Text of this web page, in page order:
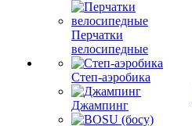
Перчатки
велосипедные
Степ-аэробика
Джампинг